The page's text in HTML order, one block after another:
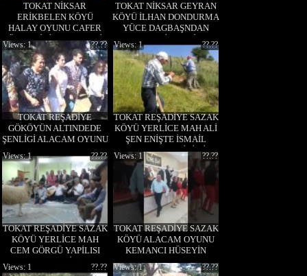
TOKAT NİKSAR
ERİKBELEN KÖYÜ
HALAY OYUNU CAFER
ÖZDEMİRİLE KARDEŞİ
DAVULCU
TOKAT NİKSAR GEYRAN
KÖYÜ İLHAN DONDURMA
YÜCE DAGBAŞNDAN
EYLEDİN BENİ
TOKAT REŞADİYE
GÖKÖYÜN ALTINDEDE
ŞENLİGİ ALACAM OYUNU
CELAL UCAR
??.??
Views: 1
TOKAT REŞADİYE SAZAK
KÖYÜ YERLİCE MAH ALİ
ŞEN ENİŞTE İSMAİL
ARSLAN OT BİCİMİ
??.??
Views: 1
TOKAT REŞADİYE SAZAK
KÖYÜ YERLİCE MAH
CEM GÖRGÜ YAPİLISI
KURBAN TEKBİRLEME
??.??
Views: 1
TOKAT REŞADİYE SAZAK
KÖYÜ ALACAM OYUNU
KEMANCI HÜSEYİN
??.??
Views: 1
??.??
Views: 1 ??.??
Views: 1